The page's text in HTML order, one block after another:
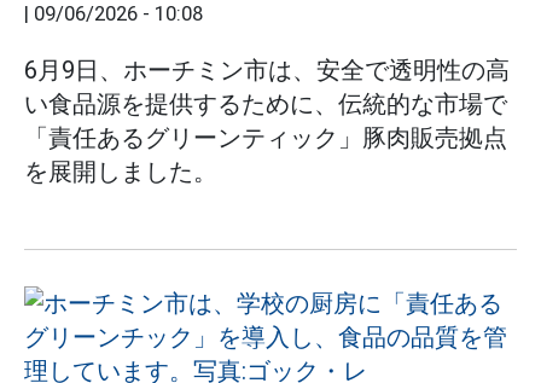
| 09/06/2026 - 10:08
6月9日、ホーチミン市は、安全で透明性の高
い食品源を提供するために、伝統的な市場で
「責任あるグリーンティック」豚肉販売拠点
を展開しました。